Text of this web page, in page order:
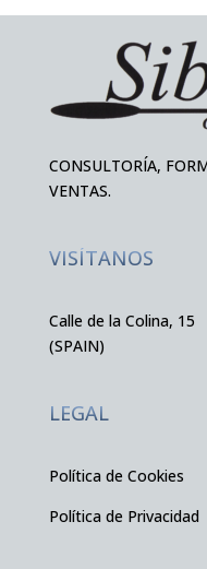
CONSULTORÍA,
VENTAS.
VISÍTANOS
Calle de la Colina,
(SPAIN)
LEGAL
Política de Cookies
Política de Privacidad